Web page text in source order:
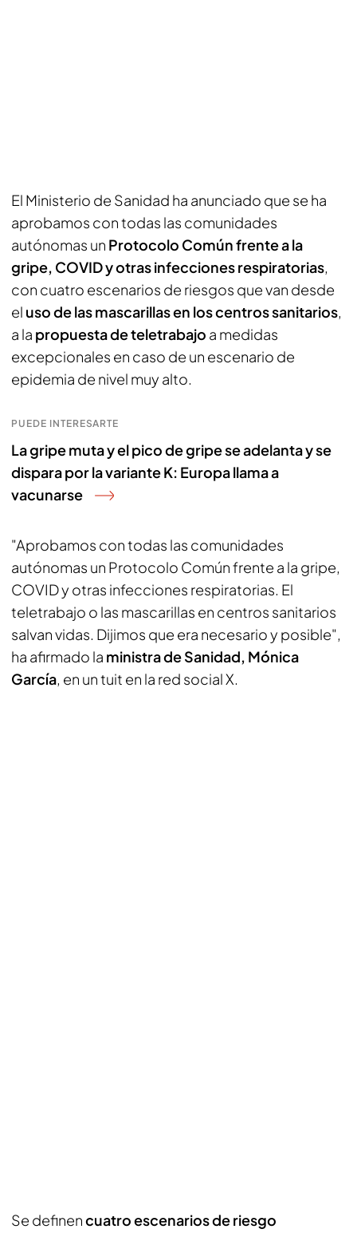
El Ministerio de Sanidad ha anunciado que se ha
aprobamos con todas las comunidades
autónomas un Protocolo Común frente a la
gripe, COVID y otras infecciones respiratorias,
con cuatro escenarios de riesgos que van desde
el uso de las mascarillas en los centros sanitarios,
a la propuesta de teletrabajo a medidas
excepcionales en caso de un escenario de
epidemia de nivel muy alto.
PUEDE INTERESARTE
La gripe muta y el pico de gripe se adelanta y se
dispara por la variante K: Europa llama a
vacunarse
"Aprobamos con todas las comunidades
autónomas un Protocolo Común frente a la gripe,
COVID y otras infecciones respiratorias. El
teletrabajo o las mascarillas en centros sanitarios
salvan vidas. Dijimos que era necesario y posible",
ha afirmado la ministra de Sanidad, Mónica
García, en un tuit en la red social X.
Se definencuatro escenarios de riesgo